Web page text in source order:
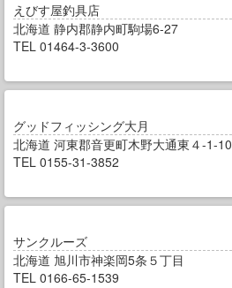
えびす屋釣具店
北海道 静内郡静内町駒場6-27
TEL 01464-3-3600
グッドフィッシング大月
北海道 河東郡音更町木野大通東４-1-10
TEL 0155-31-3852
サンクルーズ
北海道 旭川市神楽岡5条５丁目
TEL 0166-65-1539